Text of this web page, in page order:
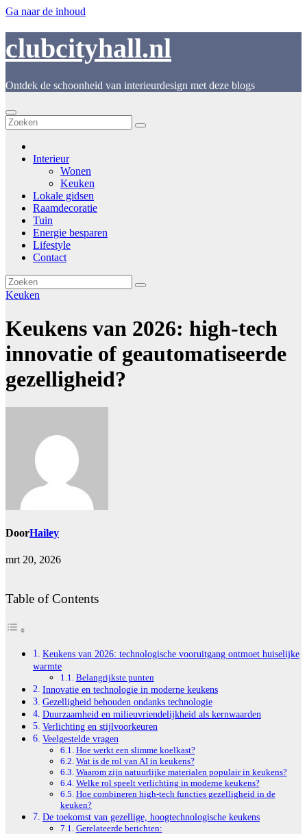
Ga naar de inhoud
clubcityhall.nl
Ontdek de schoonheid van interieurdesign met deze blogs
Interieur
Wonen
Keuken
Lokale gidsen
Raamdecoratie
Tuin
Energie besparen
Lifestyle
Contact
Keuken
Keukens van 2026: high-tech
innovatie of geautomatiseerde
gezelligheid?
DoorHailey
mrt 20, 2026
Table of Contents
Keukens van 2026: technologische vooruitgang ontmoet huiselijke
warmte
Belangrijkste punten
Innovatie en technologie in moderne keukens
Gezelligheid behouden ondanks technologie
Duurzaamheid en milieuvriendelijkheid als kernwaarden
Verlichting en stijlvoorkeuren
Veelgestelde vragen
Hoe werkt een slimme koelkast?
Wat is de rol van AI in keukens?
Waarom zijn natuurlijke materialen populair in keukens?
Welke rol speelt verlichting in moderne keukens?
Hoe combineren high-tech functies gezelligheid in de
keuken?
De toekomst van gezellige, hoogtechnologische keukens
Gerelateerde berichten: